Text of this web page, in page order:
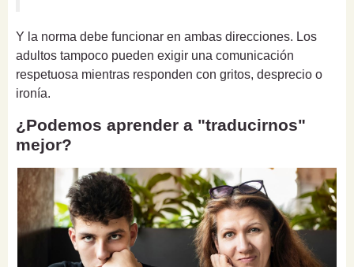
Y la norma debe funcionar en ambas direcciones. Los
adultos tampoco pueden exigir una comunicación
respetuosa mientras responden con gritos, desprecio o
ironía.
¿Podemos aprender a "traducirnos"
mejor?